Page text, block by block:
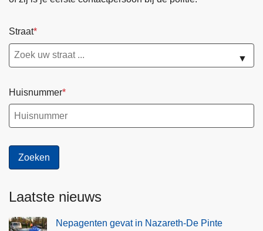
Straat
▼
Huisnummer
Laatste nieuws
Nepagenten gevat in Nazareth-De Pinte